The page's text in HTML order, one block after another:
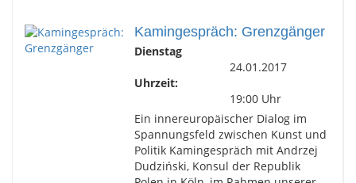
Kamingespräch: Grenzgänger
Dienstag
24.01.2017
Uhrzeit:
19:00 Uhr
Ein innereuropäischer Dialog im
Spannungsfeld zwischen Kunst und
Politik Kamingespräch mit Andrzej
Dudziński, Konsul der Republik